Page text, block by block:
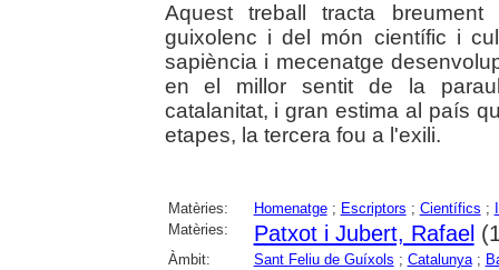
Aquest treball tracta
guixolenc i del món científic i
sapiència i mecenatge
en el millor sentit de la
catalanitat, i gran estima al país
etapes, la tercera fou a l'exili.
Matèries: Homenatge; Escriptors ; Científics ;
Matèries:
Patxot i Jubert, Rafael
Àmbit: Sant Feliu de Guíxols ; Catalunya;